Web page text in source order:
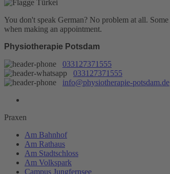
You don't speak German? No problem at all.
when making an appointment.
Physiotherapie Potsdam
033127371555
033127371555
info@physiotherapie-potsdam.de
Praxen
Am Bahnhof
Am Rathaus
Am Stadtschloss
Am Volkspark
Campus Jungfernsee